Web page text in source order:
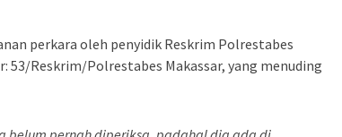
perkara oleh penyidik Reskrim Polrestabes
53/Reskrim/Polrestabes Makassar, yang menuding